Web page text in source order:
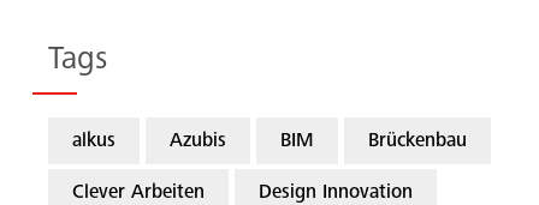
Tags
alkus Azubis BIM Brückenbau
Clever Arbeiten Design Innovation